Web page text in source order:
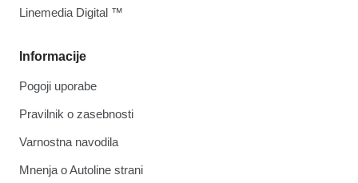
Informacije
Pogoji uporabe
Pravilnik o zasebnosti
Varnostna navodila
Mnenja o Autoline strani
Linemedia Digital ™